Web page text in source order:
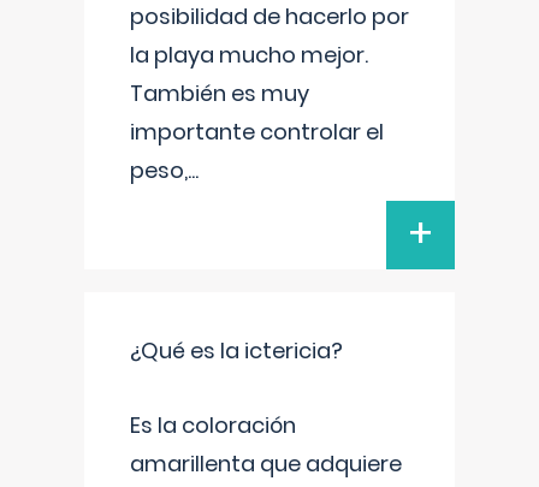
posibilidad de hacerlo por
la playa mucho mejor.
También es muy
importante controlar el
peso,...
+
¿Qué es la ictericia?
Es la coloración
amarillenta que adquiere